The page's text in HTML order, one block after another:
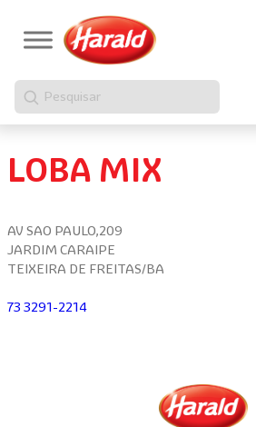
Pesquisar
LOBA MIX
AV SAO PAULO,209
JARDIM CARAIPE
TEIXEIRA DE FREITAS/BA
73 3291-2214